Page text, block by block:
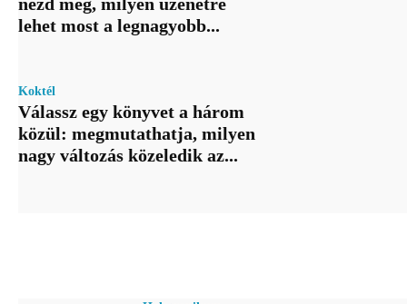
lehet most a legnagyobb...
Koktél
Válassz egy könyvet a három
közül: megmutathatja, milyen
nagy változás közeledik az...